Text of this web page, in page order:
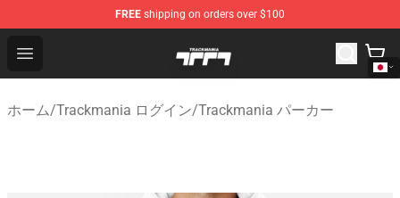
FREE shipping on orders over $100
Open menu
Trackmania Store - Official Trackmania Merchandise
ホーム/Trackmania ログイン/Trackmania パーカー